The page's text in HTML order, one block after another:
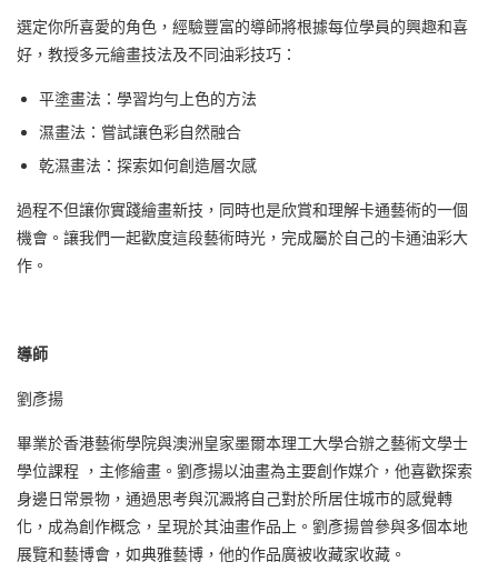
選定你所喜愛的角色，經驗豐富的導師將根據每位學員的興趣和喜
好，教授多元繪畫技法及不同油彩技巧：
平塗畫法：學習均勻上色的方法
濕畫法：嘗試讓色彩自然融合
乾濕畫法：探索如何創造層次感
過程不但讓你實踐繪畫新技，同時也是欣賞和理解卡通藝術的一個
機會。讓我們一起歡度這段藝術時光，完成屬於自己的卡通油彩大
作。
導師
劉彥揚
畢業於香港藝術學院與澳洲皇家墨爾本理工大學合辦之藝術文學士
學位課程 ，主修繪畫。劉彥揚以油畫為主要創作媒介，他喜歡探索
身邊日常景物，通過思考與沉澱將自己對於所居住城市的感覺轉
化，成為創作概念，呈現於其油畫作品上。劉彥揚曾參與多個本地
展覽和藝博會，如典雅藝博，他的作品廣被收藏家收藏。